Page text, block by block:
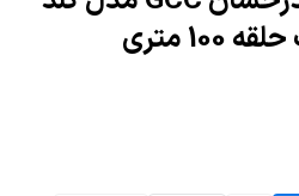
متری